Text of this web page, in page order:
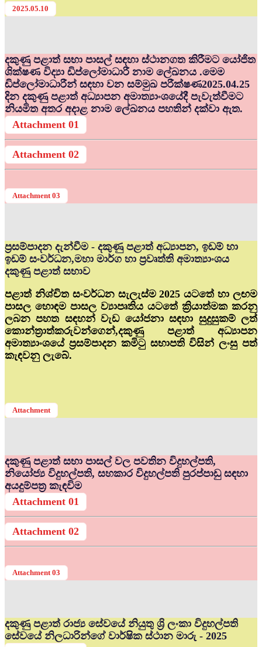
2025.05.10
දකුණු පළාත් සභා පාසල් සඳහා ස්ථානගත කිරීමට යෝජිත
ශික්ෂණ විද්‍යා ඩිප්ලෝමාධාරී නාම ලේඛනය .මෙම
ඩිප්ලෝමාධාරීන් සඳහා වන සම්මුඛ පරීක්ෂණ2025.04.25
දින දකුණු පළාත් අධ්‍යාපන අමාත්‍යාංශයේදී පැවැත්වීමට
නියමිත අතර අදාළ නාම ලේඛනය පහතින් දක්වා ඇත.
Attachment 01
Attachment 02
Attachment 03
ප්‍රසම්පාදන දැන්වීම - දකුණු පළාත් අධ්‍යාපන, ඉඩම් හා
ඉඩම් සංවර්ධන,මහා මාර්ග හා ප්‍රවෘත්ති අමාත්‍යාංශය
දකුණු පළාත් සභාව
පළාත් නිශ්චිත සංවර්ධන සැලැස්ම 2025 යටතේ හා ලඟම
පාසල හොඳම පාසල ව්‍යාපෘතිය යටතේ ක්‍රියාත්මක කරනු
ලබන පහත සඳහන් වැඩ යෝජනා සඳහා සුදුසුකම් ලත්
කොන්ත්‍රාත්කරුවන්ගෙන්,දකුණු පළාත් අධ්‍යාපන
අමාත්‍යාංශයේ ප්‍රසම්පාදන කමිටු සභාපති විසින් ලංසු පත්
කැඳවනු ලැබේ.
Attachment
දකුණු පළාත් සභා පාසල් වල පවතින විදුහල්පති,
නියෝජ්‍ය විදුහල්පති, සහකාර විදුහල්පති පුරප්පාඩු සඳහා
අයදුම්පත්‍ර කැඳවිම
Attachment 01
Attachment 02
Attachment 03
දකුණු පළාත් රාජ්‍ය සේවයේ නියුතු ශ්‍රි ලංකා විදුහල්පති
සේවයේ නිලධාරින්ගේ වාර්ෂික ස්ථාන මාරු - 2025